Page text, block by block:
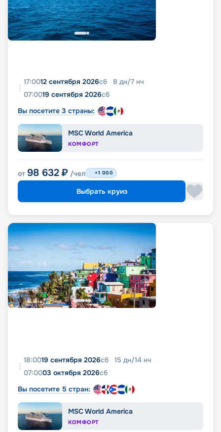
17:0012 сентября 2026сб 8 дн/7 нч
07:0019 сентября 2026сб
Вы посетите 3 страны:
MSC World America
КОМФОРТ
от 98 632 ₽ /чел +1 000
Выбрать круиз
18:0019 сентября 2026сб 15 дн/14 нч
07:0003 октября 2026сб
Вы посетите 5 стран:
MSC World America
КОМФОРТ